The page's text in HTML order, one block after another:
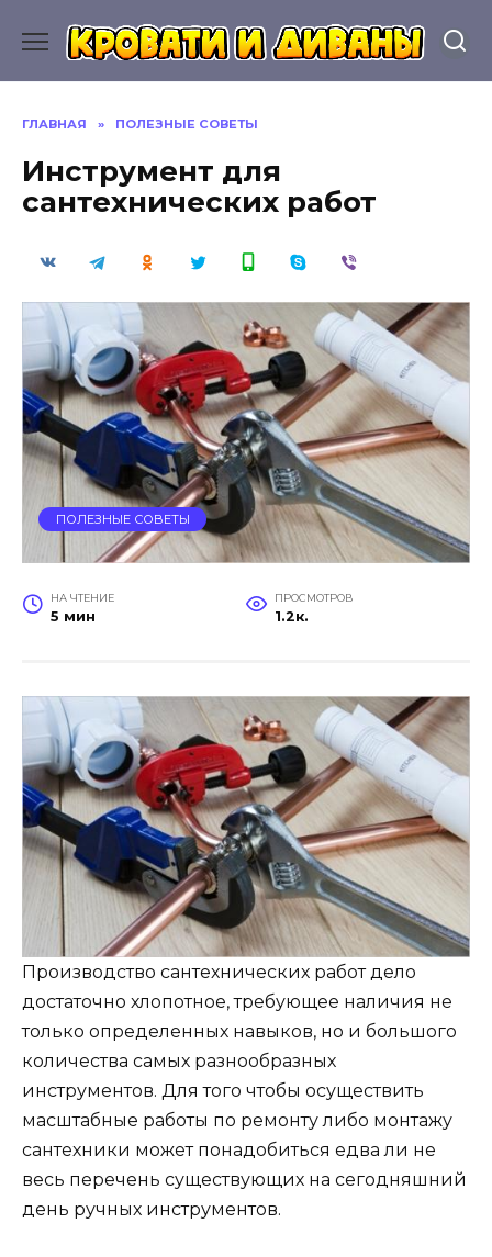
содержанию
ГЛАВНАЯ » ПОЛЕЗНЫЕ СОВЕТЫ
Инструмент для
сантехнических работ
ПОЛЕЗНЫЕ СОВЕТЫ
НА ЧТЕНИЕ
5 мин
ПРОСМОТРОВ
1.2к.
Производство сантехнических работ дело
достаточно хлопотное, требующее наличия не
только определенных навыков, но и большого
количества самых разнообразных
инструментов. Для того чтобы осуществить
масштабные работы по ремонту либо монтажу
сантехники может понадобиться едва ли не
весь перечень существующих на сегодняшний
день ручных инструментов.